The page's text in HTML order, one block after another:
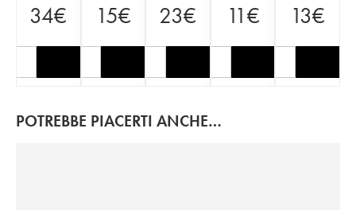
34€ 15€ 23€ 11€ 13€
POTREBBE PIACERTI ANCHE…